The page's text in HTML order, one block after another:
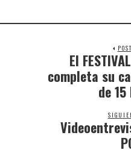
El
completa su
de